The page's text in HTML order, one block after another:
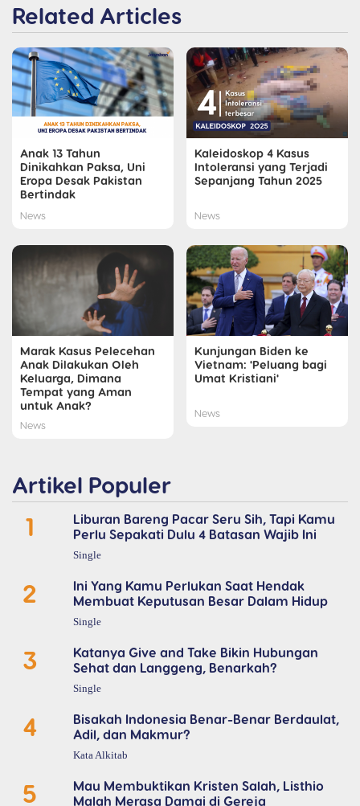
Related Articles
Anak 13 Tahun
Dinikahkan Paksa, Uni
Eropa Desak Pakistan
Bertindak
News
Kaleidoskop 4 Kasus
Intoleransi yang Terjadi
Sepanjang Tahun 2025
News
Marak Kasus Pelecehan
Anak Dilakukan Oleh
Keluarga, Dimana
Tempat yang Aman
untuk Anak?
News
Kunjungan Biden ke
Vietnam: 'Peluang bagi
Umat Kristiani'
News
Artikel Populer
1
Liburan Bareng Pacar Seru Sih, Tapi Kamu
Perlu Sepakati Dulu 4 Batasan Wajib Ini
Single
2
Ini Yang Kamu Perlukan Saat Hendak
Membuat Keputusan Besar Dalam Hidup
Single
3
Katanya Give and Take Bikin Hubungan
Sehat dan Langgeng, Benarkah?
Single
4
Bisakah Indonesia Benar-Benar Berdaulat,
Adil, dan Makmur?
Kata Alkitab
5
Mau Membuktikan Kristen Salah, Listhio
Malah Merasa Damai di Gereja